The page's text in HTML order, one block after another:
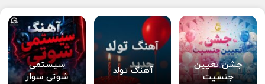
جشن تعیین
جنسیت
آهنگ تولد
سیستمی
شوتی سوار